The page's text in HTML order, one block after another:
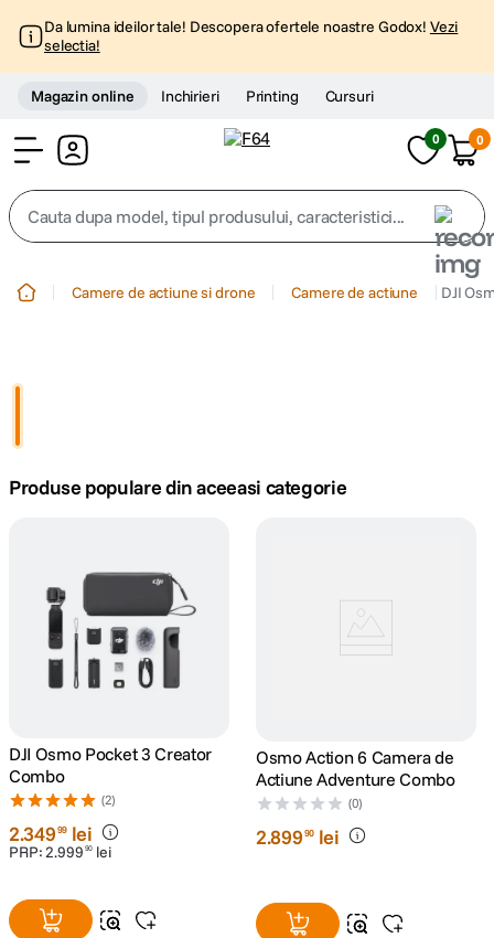
Da lumina ideilor tale! Descopera ofertele noastre Godox! Vezi
selectia!
Magazin online Inchirieri Printing Cursuri
0 0
Cauta dupa model, tipul produsului, caracteristici...
4. peak design
6.
7. card memorie
9. insta 360
10 . godox
Camere de actiune si drone Camere de actiune DJI
Produse populare din aceeasi categorie
DJI Osmo Pocket 3 Creator
Combo
(2)
2.34999 lei
PRP:2.999 90 lei
Osmo Action 6 Camera de
Actiune Adventure Combo
(0)
2.89990 lei